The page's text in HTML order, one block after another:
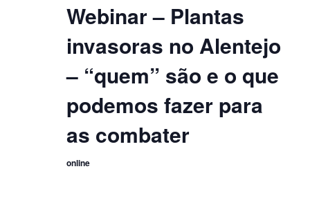
Webinar – Plantas
invasoras no Alentejo
– “quem” são e o que
podemos fazer para
as combater
online